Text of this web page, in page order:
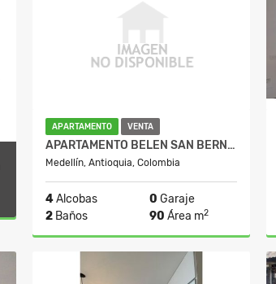
APARTAMENTO VENTA
APARTAMENTO BELEN SAN BERNARDO
Medellín, Antioquia, Colombia
4Alcobas 0 Garaje
2 Baños 90 Área m2
$430.000.000